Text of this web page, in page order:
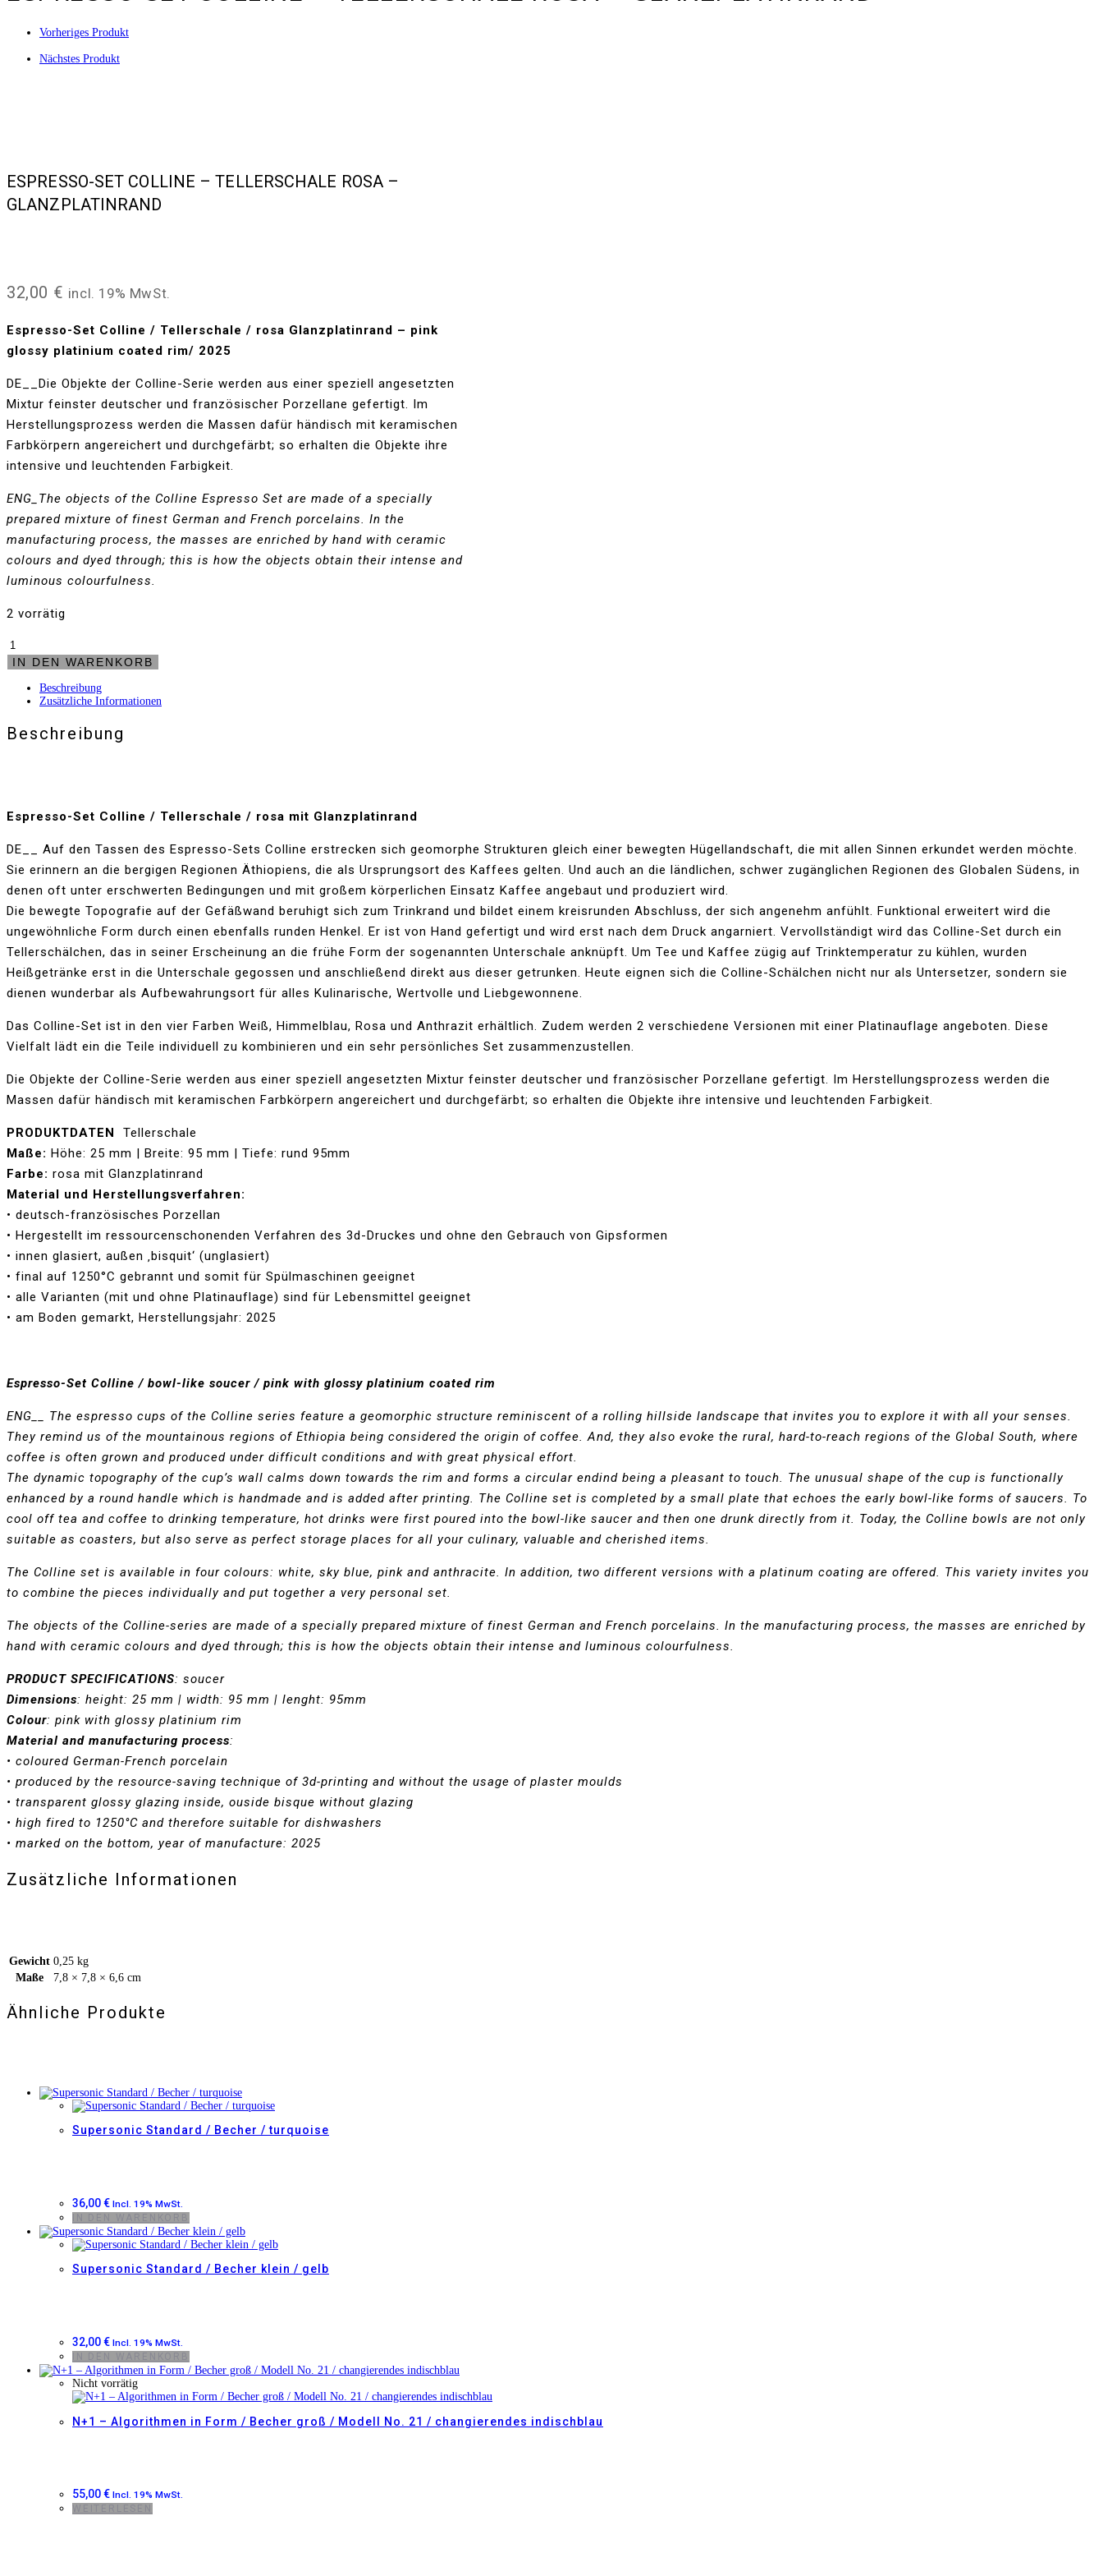
Vorheriges Produkt
Nächstes Produkt
ESPRESSO-SET COLLINE – TELLERSCHALE ROSA –
GLANZPLATINRAND
32,00 € incl. 19% MwSt.
Espresso-Set Colline / Tellerschale / rosa Glanzplatinrand – pink
glossy platinium coated rim/ 2025
DE__Die Objekte der Colline-Serie werden aus einer speziell angesetzten
Mixtur feinster deutscher und französischer Porzellane gefertigt. Im
Herstellungsprozess werden die Massen dafür händisch mit keramischen
Farbkörpern angereichert und durchgefärbt; so erhalten die Objekte ihre
intensive und leuchtenden Farbigkeit.
ENG_The objects of the Colline Espresso Set are made of a specially
prepared mixture of finest German and French porcelains. In the
manufacturing process, the masses are enriched by hand with ceramic
colours and dyed through; this is how the objects obtain their intense and
luminous colourfulness.
2 vorrätig
Espresso-
Set
Colline
Tellerschale
Glanzplatinrand
IN DEN WARENKORB
Beschreibung
Zusätzliche Informationen
Beschreibung
Espresso-Set Colline / Tellerschale / rosa mit Glanzplatinrand
DE__ Auf den Tassen des Espresso-Sets Colline erstrecken sich geomorphe Strukturen gleich einer bewegten Hügellandschaft, die mit allen Sinnen erkundet werden möchte.
Sie erinnern an die bergigen Regionen Äthiopiens, die als Ursprungsort des Kaffees gelten. Und auch an die ländlichen, schwer zugänglichen Regionen des Globalen Südens, in
denen oft unter erschwerten Bedingungen und mit großem körperlichen Einsatz Kaffee angebaut und produziert wird.
Die bewegte Topografie auf der Gefäßwand beruhigt sich zum Trinkrand und bildet einem kreisrunden Abschluss, der sich angenehm anfühlt. Funktional erweitert wird die
ungewöhnliche Form durch einen ebenfalls runden Henkel. Er ist von Hand gefertigt und wird erst nach dem Druck angarniert. Vervollständigt wird das Colline-Set durch ein
Tellerschälchen, das in seiner Erscheinung an die frühe Form der sogenannten Unterschale anknüpft. Um Tee und Kaffee zügig auf Trinktemperatur zu kühlen, wurden
Heißgetränke erst in die Unterschale gegossen und anschließend direkt aus dieser getrunken. Heute eignen sich die Colline-Schälchen nicht nur als Untersetzer, sondern sie
dienen wunderbar als Aufbewahrungsort für alles Kulinarische, Wertvolle und Liebgewonnene.
Das Colline-Set ist in den vier Farben Weiß, Himmelblau, Rosa und Anthrazit erhältlich. Zudem werden 2 verschiedene Versionen mit einer Platinauflage angeboten. Diese
Vielfalt lädt ein die Teile individuell zu kombinieren und ein sehr persönliches Set zusammenzustellen.
Die Objekte der Colline-Serie werden aus einer speziell angesetzten Mixtur feinster deutscher und französischer Porzellane gefertigt. Im Herstellungsprozess werden die
Massen dafür händisch mit keramischen Farbkörpern angereichert und durchgefärbt; so erhalten die Objekte ihre intensive und leuchtenden Farbigkeit.
PRODUKTDATEN
Tellerschale
Maße: Höhe: 25 mm | Breite: 95 mm | Tiefe: rund 95mm
Farbe: rosa mit Glanzplatinrand
Material und Herstellungsverfahren:
• deutsch-französisches Porzellan
• Hergestellt im ressourcenschonenden Verfahren des 3d-Druckes und ohne den Gebrauch von Gipsformen
• innen glasiert, außen ‚bisquit‘ (unglasiert)
• final auf 1250°C gebrannt und somit für Spülmaschinen geeignet
• alle Varianten (mit und ohne Platinauflage) sind für Lebensmittel geeignet
• am Boden gemarkt, Herstellungsjahr: 2025
Espresso-Set Colline / bowl-like soucer / pink with glossy platinium coated rim
ENG__ The espresso cups of the Colline series feature a geomorphic structure reminiscent of a rolling hillside landscape that invites you to explore it with all your senses.
They remind us of the mountainous regions of Ethiopia being considered the origin of coffee. And, they also evoke the rural, hard-to-reach regions of the Global South, where
coffee is often grown and produced under difficult conditions and with great physical effort.
The dynamic topography of the cup’s wall calms down towards the rim and forms a circular endind being a pleasant to touch. The unusual shape of the cup is functionally
enhanced by a round handle which is handmade and is added after printing. The Colline set is completed by a small plate that echoes the early bowl-like forms of saucers. To
cool off tea and coffee to drinking temperature, hot drinks were first poured into the bowl-like saucer and then one drunk directly from it. Today, the Colline bowls are not only
suitable as coasters, but also serve as perfect storage places for all your culinary, valuable and cherished items.
The Colline set is available in four colours: white, sky blue, pink and anthracite. In addition, two different versions with a platinum coating are offered. This variety invites you
to combine the pieces individually and put together a very personal set.
The objects of the Colline-series are made of a specially prepared mixture of finest German and French porcelains. In the manufacturing process, the masses are enriched by
hand with ceramic colours and dyed through; this is how the objects obtain their intense and luminous colourfulness.
PRODUCT SPECIFICATIONS: soucer
Dimensions: height: 25 mm | width: 95 mm | lenght: 95mm
Colour: pink with glossy platinium rim
Material and manufacturing process:
• coloured German-French porcelain
• produced by the resource-saving technique of 3d-printing and without the usage of plaster moulds
• transparent glossy glazing inside, ouside bisque without glazing
• high fired to 1250°C and therefore suitable for dishwashers
• marked on the bottom, year of manufacture: 2025
Zusätzliche Informationen
Gewicht 0,25 kg
Maße
7,8 × 7,8 × 6,6 cm
Ähnliche Produkte
Supersonic Standard / Becher / turquoise
36,00€ Incl. 19% MwSt.
Supersonic Standard / Becher klein / gelb
32,00€ Incl. 19% MwSt.
Nicht vorrätig
N+1 – Algorithmen in Form / Becher groß / Modell No. 21 / changierendes indischblau
55,00€ Incl. 19% MwSt.